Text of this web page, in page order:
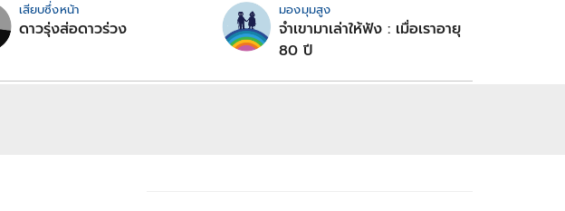
เสียบซึ่งหน้า
ดาวรุ่งส่อดาวร่วง
มองมุมสูง
จำเขามาเล่าให้ฟัง : เมื่อเราอายุ
80 ปี